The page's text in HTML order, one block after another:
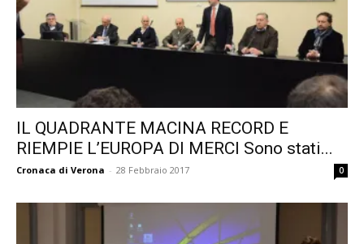
IL QUADRANTE MACINA RECORD E
RIEMPIE L’EUROPA DI MERCI Sono stati...
Cronaca di Verona - 28 Febbraio 2017 0